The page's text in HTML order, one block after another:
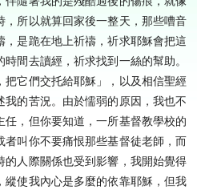
，所以就算回家後一整天，那些嘈音
是跪在地上祈禱，祈求耶穌會把這
間去讀經，祈求找到一絲的幫助。
它們交托給耶穌」，以及相信聖經
的苦況。由於懦弱的原因，我也不
，但你要知道，一所基督教學校的
叫你不要痛恨那些基督徒老師，而
人際關係也受到影響，我開始覺得
使我內心是多麼的依靠耶穌，但我